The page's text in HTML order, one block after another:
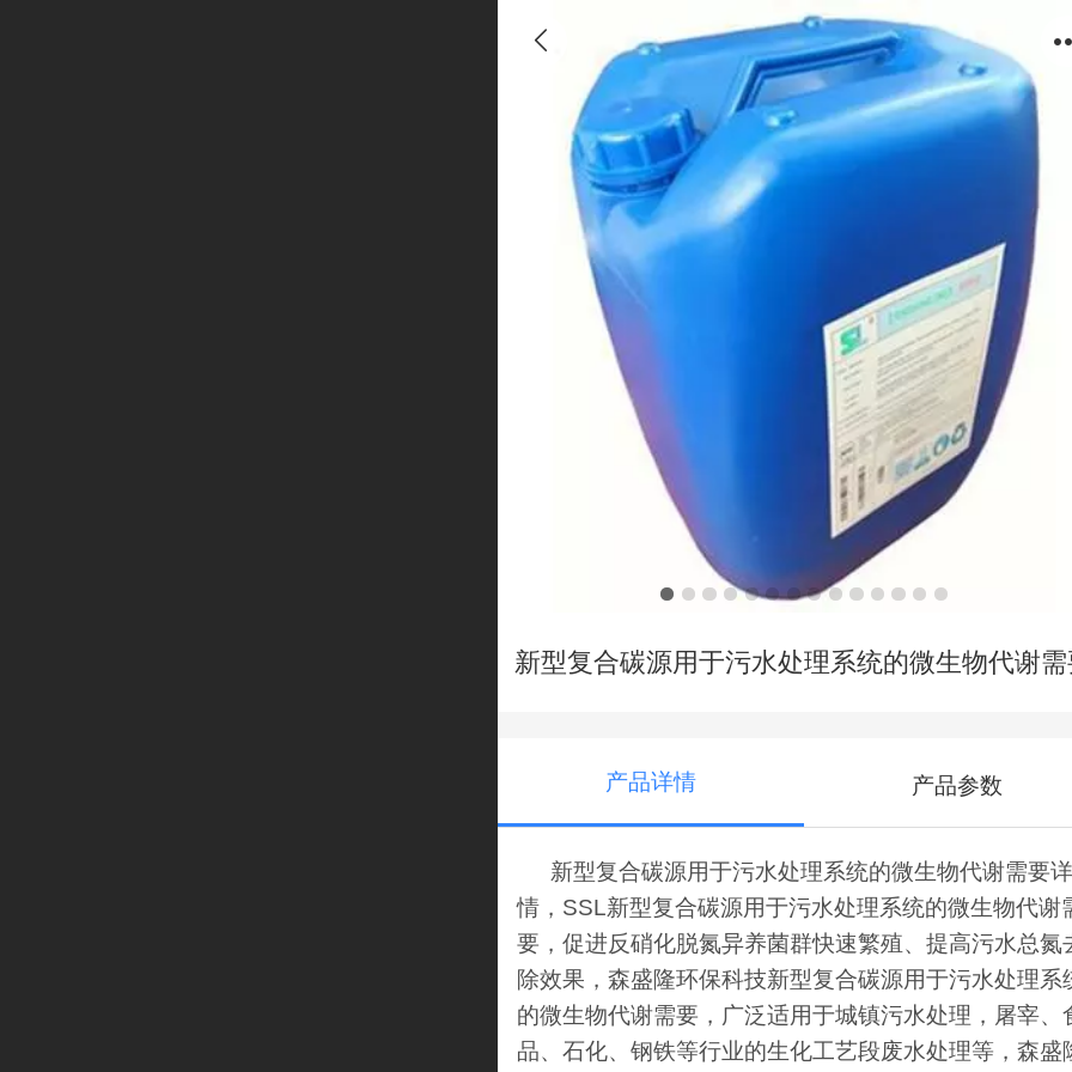
新型复合碳源用于污水处理系统的微生物代谢需
产品详情 产品参数
新型复合碳源用于污水处理系统的微生物代谢需要详
情，SSL新型复合碳源用于污水处理系统的微生物代谢
要， 促进反硝化脱氮异养菌群快速繁殖、提高污水总氮
除效果， 森盛隆环保科技新型复合碳源用于污水处理系
的微生物代谢需要， 广泛适用于城镇污水处理，屠宰、
品、石化、钢铁等行业的生化工艺段废水处理等， 森盛